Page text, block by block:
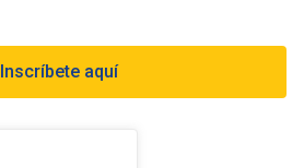
Inscríbete aquí